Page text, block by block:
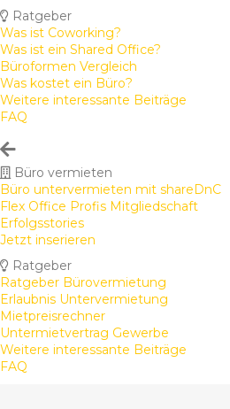
Ratgeber
Was ist Coworking?
Was ist ein Shared Office?
Büroformen Vergleich
Was kostet ein Büro?
Weitere interessante Beiträge
FAQ
Büro vermieten
Büro untervermieten mit shareDnC
Flex Office Profis Mitgliedschaft
Erfolgsstories
Jetzt inserieren
Ratgeber
Ratgeber Bürovermietung
Erlaubnis Untervermietung
Mietpreisrechner
Untermietvertrag Gewerbe
Weitere interessante Beiträge
FAQ